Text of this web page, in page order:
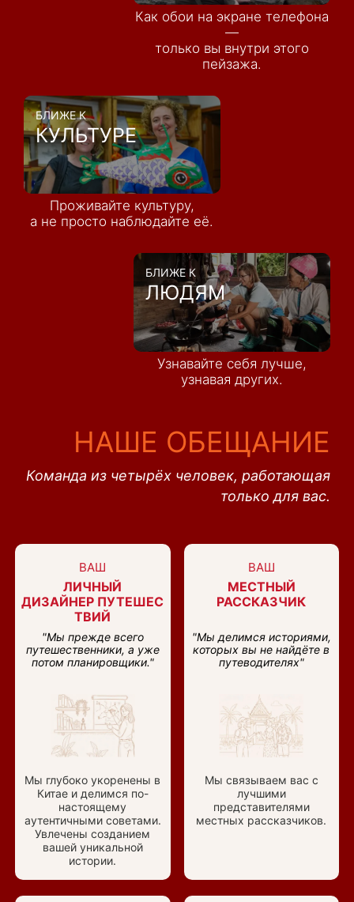
Как обои на экране телефона
—
только вы внутри этого
пейзажа.
БЛИЖЕ К
КУЛЬТУРЕ
Проживайте культуру,
а не просто наблюдайте её.
БЛИЖЕ К
ЛЮДЯМ
Узнавайте себя лучше,
узнавая других.
НАШЕ ОБЕЩАНИЕ
Команда из четырёх человек, работающая
только для вас.
ВАШ
ЛИЧНЫЙ
ДИЗАЙНЕР ПУТЕШЕС
ТВИЙ
"Мы прежде всего
путешественники, а уже
потом планировщики."
Мы глубоко укоренены в
Китае и делимся по-
настоящему
аутентичными советами.
Увлечены созданием
вашей уникальной
истории.
ВАШ
МЕСТНЫЙ
РАССКАЗЧИК
"Мы делимся историями,
которых вы не найдёте в
путеводителях"
Мы связываем вас с
лучшими
представителями
местных рассказчиков.